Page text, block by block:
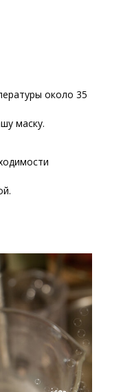
около 35
маску.